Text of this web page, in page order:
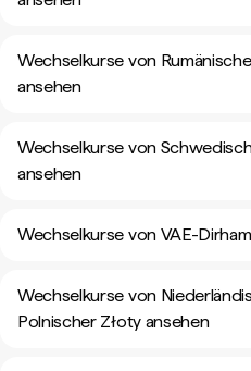
Wechselkurse von
ansehen
Wechselkurse von
ansehen
Wechselkurse von VAE-
Wechselkurse von
Polnischer Złoty ansehen